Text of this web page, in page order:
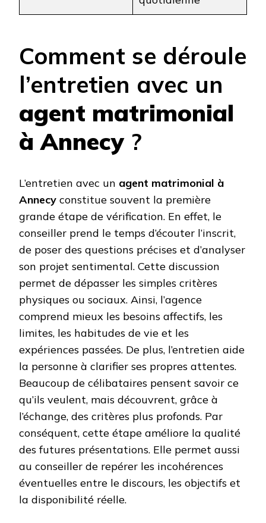
Comment se déroule
l’entretien avec un
agent matrimonial
à Annecy?
L’entretien avec un agent matrimonial à
Annecy constitue souvent la première
grande étape de vérification. En effet, le
conseiller prend le temps d’écouter l’inscrit,
de poser des questions précises et d’analyser
son projet sentimental. Cette discussion
permet de dépasser les simples critères
physiques ou sociaux. Ainsi, l’agence
comprend mieux les besoins affectifs, les
limites, les habitudes de vie et les
expériences passées. De plus, l’entretien aide
la personne à clarifier ses propres attentes.
Beaucoup de célibataires pensent savoir ce
qu’ils veulent, mais découvrent, grâce à
l’échange, des critères plus profonds. Par
conséquent, cette étape améliore la qualité
des futures présentations. Elle permet aussi
au conseiller de repérer les incohérences
éventuelles entre le discours, les objectifs et
la disponibilité réelle.